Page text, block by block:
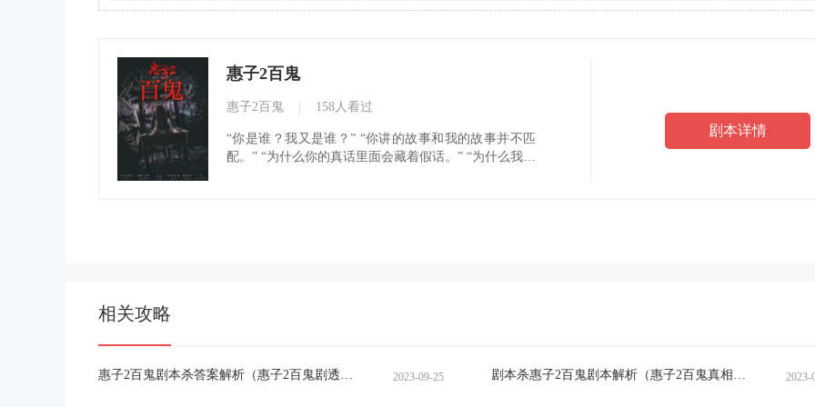
惠子2百鬼
惠子2百鬼 158人看过
“你是谁？我又是谁？” “你讲的故事和我的故事并不匹
配。” “为什么你的真话里面会藏着假话。” “为什么我的
剧本详情
相关攻略
惠子2百鬼剧本杀答案解析（惠子2百鬼剧透故事复盘） 2023-09-25 剧本杀惠子2百鬼剧本解析（惠子2百鬼真相还原） 2023-